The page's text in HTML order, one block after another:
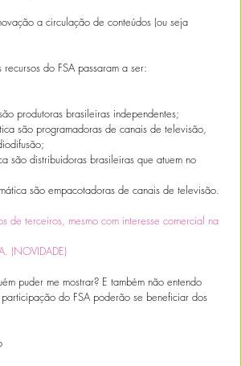
a circulação de conteúdos (ou seja
do FSA passaram a ser:
produtoras brasileiras independentes;
são programadoras de canais de televisão,
são distribuidoras brasileiras que atuem no
são empacotadoras de canais de televisão.
de terceiros, mesmo com interesse comercial na
(NOVIDADE)
puder me mostrar? E também não entendo
do FSA poderão se beneficiar dos